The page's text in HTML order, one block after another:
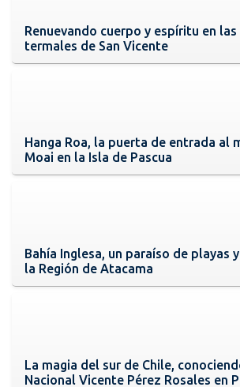
Renuevando cuerpo y espíritu en las
termales de San Vicente
Hanga Roa, la puerta de entrada al
Moai en la Isla de Pascua
Bahía Inglesa, un paraíso de playas
la Región de Atacama
La magia del sur de Chile,
Nacional Vicente Pérez Rosales en